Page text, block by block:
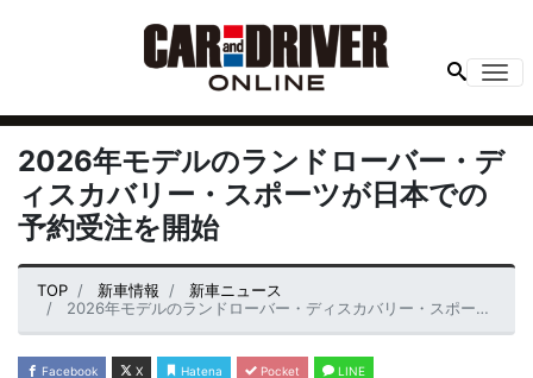
2026年モデルのランドローバー・デ
ィスカバリー・スポーツが日本での
予約受注を開始
TOP 新車情報
新車ニュース
2026年モデルのランドローバー・ディスカバリー・スポーツが日本での予約受注を開始
Facebook X Hatena Pocket LINE